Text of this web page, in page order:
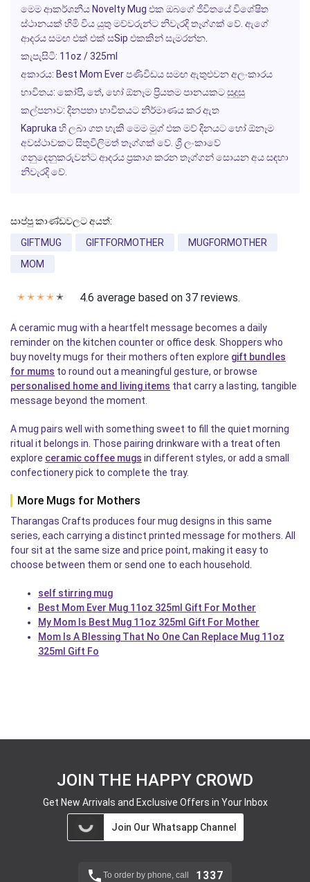
මෙම ආකර්ශනීය Novelty Mug එක ඔබගේ ජීවිතයේ විශේෂිත
ස්ථානයක් හිමි විය යුතු මව්වරුන්ට නිවැරදි තෑග්ගක් වේ. ඇගේ
ආදරය සමඟ එක් එක් සSip එකකින් සැමරන්න.
කැපැසිටි: 11oz / 325ml
අකාරය: Best Mom Ever පණිවිඩය සමඟ ඇතුළුවන අලංකාරය
භාවිතය: කෝපි, තේ, හෝ ඕනෑම ප්‍රියතම පානයකට සුදුසු
කල්පනාව: දිනපතා භාවිතයට නිර්මාණය කර ඇත
Kapruka හි ලබා ගත හැකි මෙම මුග් එක මව් දිනයට හෝ ඕනෑම
අවස්ථාවකට සිතුවිලිමත් තෑග්ගක් වේ. ශ්‍රී ලංකාවේ
ගනුදෙනුකරුවන්ට ආදරය ප්‍රකාශ කරන තෑග්ගන් සොයන අය සඳහා
නිවැරදි වේ.
සාප්පු කාණ්ඩවලට අයත්:
GIFTMUG
GIFTFORMOTHER
MUGFORMOTHER
MOM
✭ ✭ ✭ ✭ ✭ 4.6 average based on 37 reviews.
A ceramic mug with a heartfelt message becomes a daily
reminder on the kitchen counter or office desk. Shoppers who
buy novelty mugs for their mothers often explore gift bundles
for mums to round out a meaningful gesture, or browse
personalised home and living items that carry a lasting, tangible
message beyond the moment.
A mug pairs well with something sweet to fill the quiet morning
ritual it belongs in. Those pairing drinkware with a treat often
explore ceramic coffee mugs in different styles, or add a small
confectionery pick to complete the tray.
More Mugs for Mothers
Tharangas Crafts produces four mug designs in this same
series, each carrying a distinct printed message for mothers. All
four sit at the same size and price point, making it easy to
choose between them or send one to each household.
self stirring mug
Best Mom Ever Mug 11oz 325ml Gift For Mother
My Mom Is Best Mug 11oz 325ml Gift For Mother
Mom Is A Blessing That No One Can Replace Mug 11oz
325ml Gift Fo
JOIN THE HAPPY CROWD
Get New Arrivals and Exclusive Offers in Your Inbox
Join Our Whatsapp Channel
To order by phone, call 1337